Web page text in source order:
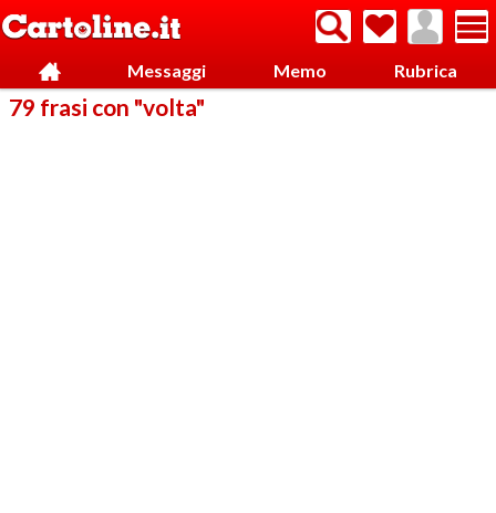
Messaggi Memo Rubrica
79 frasi con "volta"